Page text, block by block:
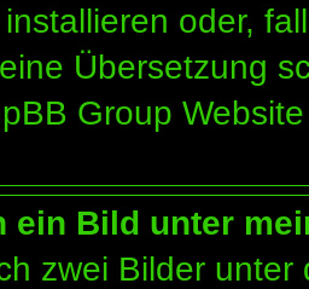
oder,
Übersetzung
Group
ein Bild unter
zwei Bilder